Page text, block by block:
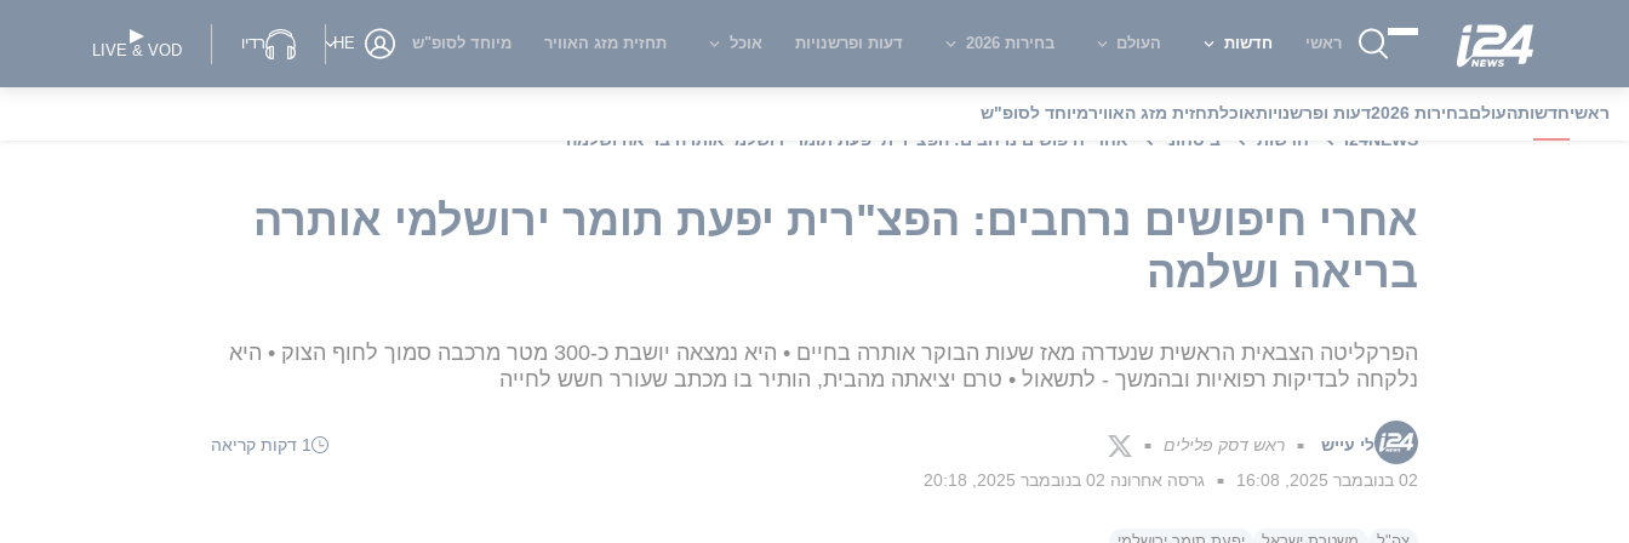
ראשי חדשות העולם בחירות 2026 דעות ופרשנויות אוכל תחזית מזג האוויר מיוחד לסופ"ש HE רדיו LIVE & VOD
ראשיחדשותהעולםבחירות 2026 דעות ופרשנויותאוכלתחזית מזג האווירמיוחד לסופ"ש
i24NEWS
חדשות ביטחוני אחרי חיפושים נרחבים: הפצ"רית יפעת תומר ירושלמי אותרה בריאה ושלמה
אחרי חיפושים נרחבים: הפצ"רית יפעת תומר ירושלמי אותרה
בריאה ושלמה
הפרקליטה הצבאית הראשית שנעדרה מאז שעות הבוקר אותרה בחיים • היא נמצאה יושבת כ-300 מטר מרכבה סמוך לחוף הצוק • היא
נלקחה לבדיקות רפואיות ובהמשך - לתשאול • טרם יציאתה מהבית, הותיר בו מכתב שעורר חשש לחייה
לי עייש ■ ראש דסק פלילים ■
1 דקות קריאה
02 בנובמבר 2025, 16:08
■ גרסה אחרונה 02 בנובמבר 2025, 20:18